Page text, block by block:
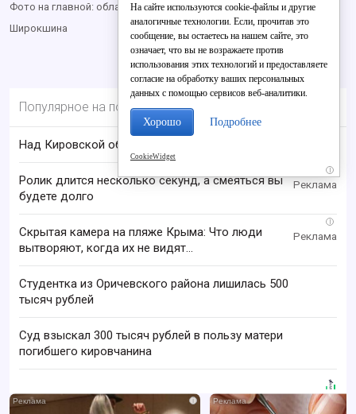
Фото на главной: областной Минстрой, внутри текста: Марина
Широкшина
Популярное на портале
Над Кировской областью сбили БПЛА
i
Ролик длится несколько секунд, а смеяться вы
будете долго
i
Скрытая камера на пляже Крыма: Что люди
вытворяют, когда их не видят...
Студентка из Оричевского района лишилась 500
тысяч рублей
Суд взыскал 300 тысяч рублей в пользу матери
погибшего кировчанина
i
На сайте используются cookie-файлы и другие
аналогичные технологии. Если, прочитав это
сообщение, вы остаетесь на нашем сайте, это
означает, что вы не возражаете против
использования этих технологий и предоставляете
согласие на обработку ваших персональных
данных с помощью сервисов веб-аналитики.
Хорошо Подробнее
CookieWidget